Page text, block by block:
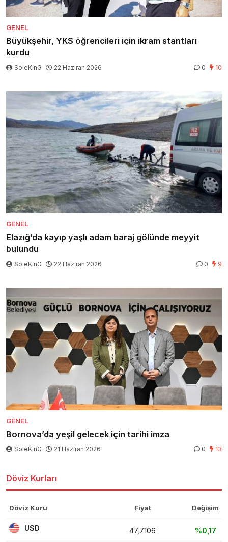
GENEL
Büyükşehir, YKS öğrencileri için ikram stantları
kurdu
SoleKinG 22 Haziran 2026 0 10
GENEL
Elazığ’da kayıp yaşlı adam baraj gölünde meyyit
bulundu
SoleKinG 22 Haziran 2026 0 9
GENEL
Bornova’da yeşil gelecek için tarihi imza
SoleKinG 21 Haziran 2026 0 13
Döviz Kurları
Döviz Kuru Fiyat Değişim
USD 47,7106 %0,17